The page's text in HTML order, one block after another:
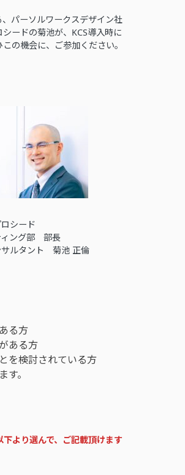
パーソルワークスデザイン社
ードの菊池が、KCS導入時に
の機会に、ご参加ください。
シード
ィング部 部長
サルタント 菊池 正倫
る方
ある方
を検討されている方
。
より選んで、ご記載頂けます